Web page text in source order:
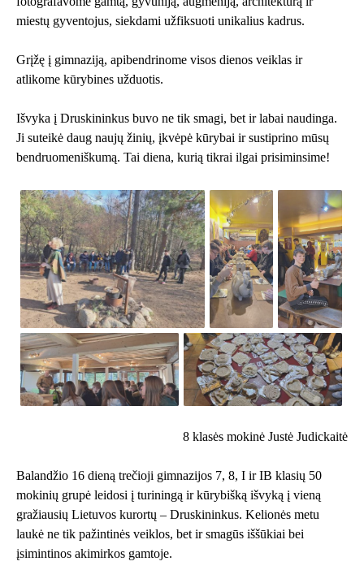
miestų gyventojus, siekdami užfiksuoti unikalius kadrus.
Grįžę į gimnaziją, apibendrinome visos dienos veiklas ir
atlikome kūrybines užduotis.
Išvyka į Druskininkus buvo ne tik smagi, bet ir labai naudinga.
Ji suteikė daug naujų žinių, įkvėpė kūrybai ir sustiprino mūsų
bendruomeniškumą. Tai diena, kurią tikrai ilgai prisiminsime!
8 klasės mokinė Justė Judickaitė
Balandžio 16 dieną trečioji gimnazijos 7, 8, I ir IB klasių 50
mokinių grupė leidosi į turiningą ir kūrybišką išvyką į vieną
gražiausių Lietuvos kurortų – Druskininkus. Kelionės metu
laukė ne tik pažintinės veiklos, bet ir smagūs iššūkiai bei
įsimintinos akimirkos gamtoje.